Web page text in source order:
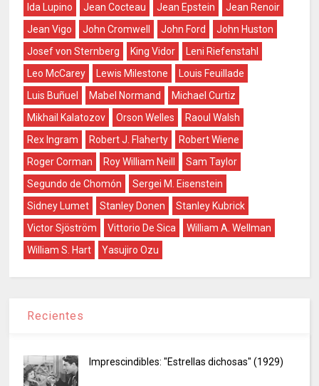
Ida Lupino
Jean Cocteau Jean Epstein
Jean Renoir
Jean Vigo
John Cromwell John Ford
John Huston
Josef von Sternberg
King Vidor
Leni Riefenstahl
Leo McCarey
Lewis Milestone
Louis Feuillade
Luis Buñuel
Mabel Normand
Michael Curtiz
Mikhail Kalatozov
Orson Welles
Raoul Walsh
Rex Ingram
Robert J. Flaherty
Robert Wiene
Roger Corman
Roy William Neill
Sam Taylor
Segundo de Chomón
Sergei M. Eisenstein
Sidney Lumet
Stanley Donen
Stanley Kubrick
Victor Sjöström
Vittorio De Sica
William A. Wellman
William S. Hart
Yasujiro Ozu
Recientes
Imprescindibles: "Estrellas dichosas" (1929)